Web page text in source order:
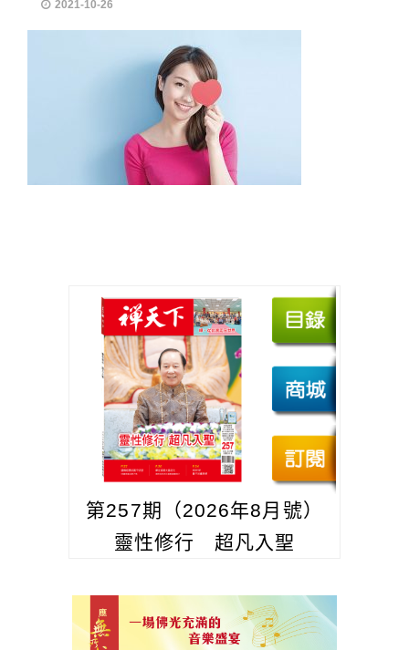
2021-10-26
第257期（2026年8月號）
靈性修行 超凡入聖